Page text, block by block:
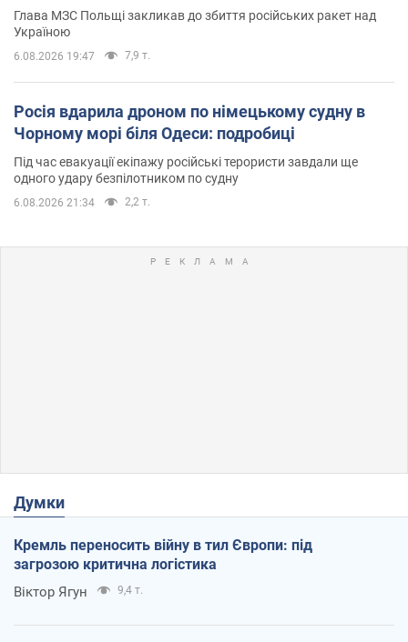
Глава МЗС Польщі закликав до збиття російських ракет над
Україною
6.08.2026 19:47 7,9 т.
Росія вдарила дроном по німецькому судну в
Чорному морі біля Одеси: подробиці
Під час евакуації екіпажу російські терористи завдали ще
одного удару безпілотником по судну
6.08.2026 21:34 2,2 т.
Думки
Кремль переносить війну в тил Європи: під
загрозою критична логістика
Віктор Ягун 9,4 т.